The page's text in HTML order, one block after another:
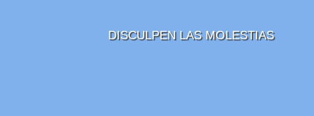
DISCULPEN LAS MOLESTIAS